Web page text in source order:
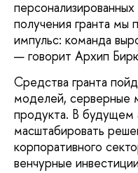
получения гранта мы
импульс: команда
— говорит Архип
Средства гранта
моделей, серверные
продукта. В будущем
масштабировать
корпоративного
венчурные